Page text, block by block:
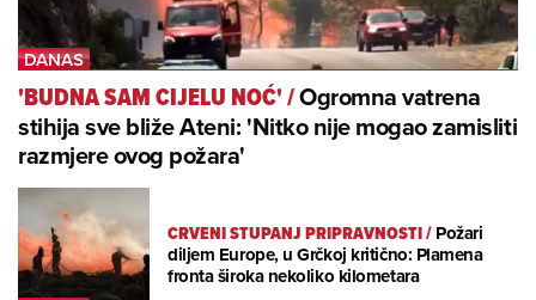
'BUDNA SAM CIJELU NOĆ'/Ogromna vatrena
stihija sve bliže Ateni: 'Nitko nije mogao zamisliti
razmjere ovog požara'
CRVENI STUPANJ PRIPRAVNOSTI/Požari
diljem Europe, u Grčkoj kritično: Plamena
fronta široka nekoliko kilometara